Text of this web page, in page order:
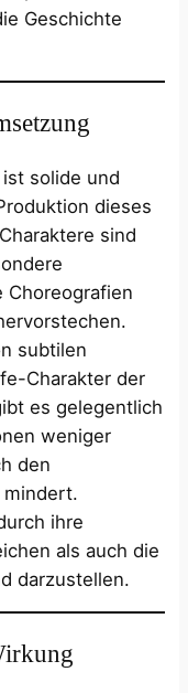
Geschichte
solide und
dieses
sind
Choreografien
subtilen
Charakter der
es gelegentlich
weniger
den
mindert.
ihre
als auch die
darzustellen.